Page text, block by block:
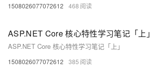
1508026077072612 468
ASP.NET Core 核心特性学习笔记「上」
ASP.NET Core 核心特性学习笔记「上」
1508026077072612 385